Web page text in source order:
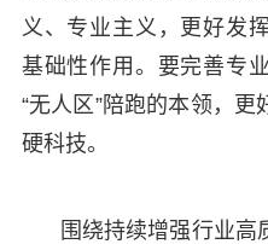
义、专业主义，更好发
基础性作用。要完善专
“无人区”陪跑的本领，
硬科技。
围绕持续增强行业高